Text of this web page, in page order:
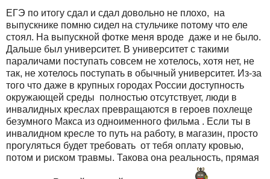
ЕГЭ по итогу сдал и сдал довольно не плохо, на
выпускнике помню сидел на стульчике потому что еле
стоял. На выпускной фотке меня вроде даже и не было.
Дальше был университет. В университет с такими
параличами поступать совсем не хотелось, хотя нет, не
так, не хотелось поступать в обычный университет. Из-за
того что даже в крупных городах России доступность
окружающей среды полностью отсутствует, люди в
инвалидных креслах превращаются в героев похлеще
безумного Макса из одноименного фильма . Если ты в
инвалидном кресле то путь на работу, в магазин, просто
прогуляться будет требовать от тебя оплату кровью,
потом и риском травмы. Такова она реальность, прямая